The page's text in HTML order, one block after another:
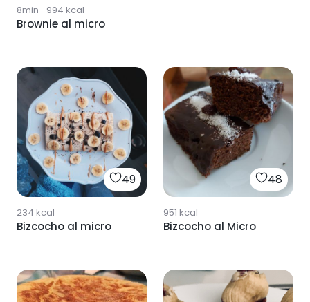
8min · 994 kcal
Brownie al micro
49
234 kcal
Bizcocho al micro
48
951 kcal
Bizcocho al Micro